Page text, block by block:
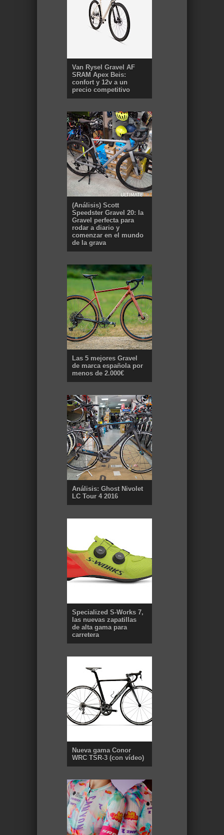
Van Rysel Gravel AF
SRAM Apex Beis:
confort y 12v a un
precio competitivo
(Análisis) Scott
Speedster Gravel 20: la
Gravel perfecta para
rodar a diario y
comenzar en el mundo
de la grava
Las 5 mejores Gravel
de marca española por
menos de 2.000€
Análisis: Ghost Nivolet
LC Tour 4 2016
Specialized S-Works 7,
las nuevas zapatillas
de alta gama para
carretera
Nueva gama Conor
WRC TSR-3 (con vídeo)